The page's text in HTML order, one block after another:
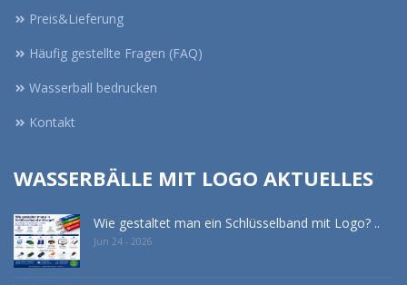
Preis&Lieferung
Häufig gestellte Fragen (FAQ)
Wasserball bedrucken
Kontakt
WASSERBÄLLE MIT LOGO AKTUELLES
Wie gestaltet man ein Schlüsselband mit Logo? ..
Jun 24 - 2026